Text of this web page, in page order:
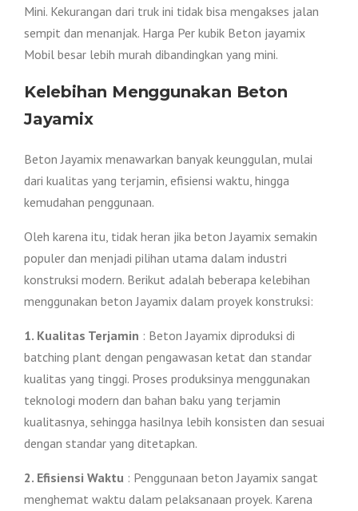
Mini. Kekurangan dari truk ini tidak bisa mengakses jalan
sempit dan menanjak. Harga Per kubik Beton jayamix
Mobil besar lebih murah dibandingkan yang mini.
Kelebihan Menggunakan Beton
Jayamix
Beton Jayamix menawarkan banyak keunggulan, mulai
dari kualitas yang terjamin, efisiensi waktu, hingga
kemudahan penggunaan.
Oleh karena itu, tidak heran jika beton Jayamix semakin
populer dan menjadi pilihan utama dalam industri
konstruksi modern. Berikut adalah beberapa kelebihan
menggunakan beton Jayamix dalam proyek konstruksi:
1. Kualitas Terjamin : Beton Jayamix diproduksi di
batching plant dengan pengawasan ketat dan standar
kualitas yang tinggi. Proses produksinya menggunakan
teknologi modern dan bahan baku yang terjamin
kualitasnya, sehingga hasilnya lebih konsisten dan sesuai
dengan standar yang ditetapkan.
2. Efisiensi Waktu : Penggunaan beton Jayamix sangat
menghemat waktu dalam pelaksanaan proyek. Karena